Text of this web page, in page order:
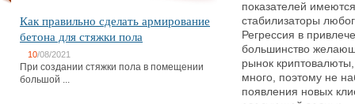
Как правильно сделать армирование
бетона для стяжки пола
10/08/2021
При создании стяжки пола в помещении
большой ...
показателей
стабилизаторы
Регрессия в
большинство
рынок
много, поэтому не
появления новых